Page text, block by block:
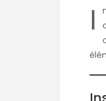
I